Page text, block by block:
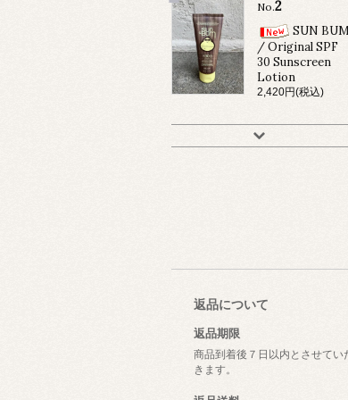
No.2
SUN
/ Original SPF
30 Sunscreen
Lotion
2,420円(税込)
返品について
返品期限
商品到着後７日以内とさせてい
きます。